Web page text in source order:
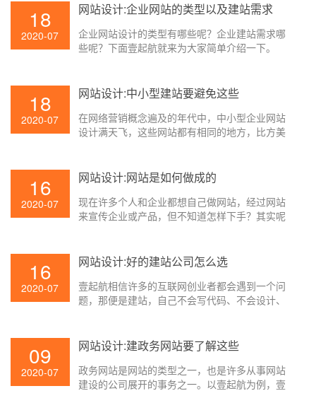
18
2020-07
网站设计:企业网站的类型以及建站需求
企业网站设计的类型有哪些呢？企业建站需求哪
些呢？下面壹起航就来为大家简单介绍一下。
18
2020-07
网站设计:中小型建站要避免这些
在网络营销概念遍及的年代中，中小型企业网站
设计满天飞，这些网站都有相同的地方，比方美
业网站为什么会呈现这样的状况呢？这与中小型
航教你如何避免这些缺点。
16
2020-07
网站设计:网站是如何做成的
现在许多个人和企业都想自己做网站，经过网站
来宣传企业或产品，但不知道怎样下手？其实呢
内容计划后依照网站设计流程操作就能够做好
来，下面壹起航来给初次建站的朋友们讲一下建
站过程。
16
2020-07
网站设计:好的建站公司怎么选
壹起航相信许多的互联网创业者都会遇到一个问
题，那便是建站，自己不会写代码、不会设计、
后在网站正式上线之后又会遇到各式各样的问
话，后续的推广就轻松多了，那么，网站设计要
怎样挑选建站公司呢？下面壹起航来为大家简单
09
2020-07
网站设计:建政务网站要了解这些
政务网站是网站的类型之一，也是许多从事网站
建设的公司展开的事务之一。以壹起航为例，壹